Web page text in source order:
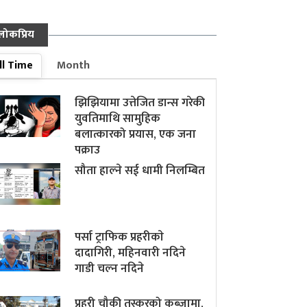
Time
Month
झिझियामा उत्तेजित डान्स गरेकी
युवतिमाथि सामुहिक
बलात्कारको प्रयास, एक जना
पक्राउ
सौता हाल्ने सई धामी निलम्बित
पर्सा ट्राफिक प्रहरीकाे
दादागिरी, महिनवारी नदिने
गाडी चल्न नदिने